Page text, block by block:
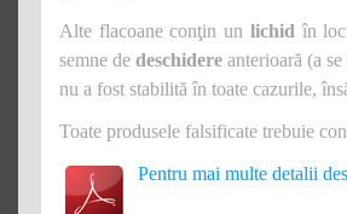
Alte flacoane conţin un lichid în
semne de deschidere anterioară (a
nu a fost stabilită în toate cazurile,
Toate produsele falsificate trebuie
Pentru mai multe detalii